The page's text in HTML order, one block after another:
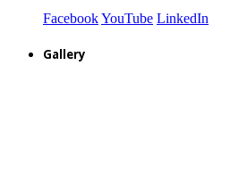
FacebookYouTube LinkedIn
Gallery